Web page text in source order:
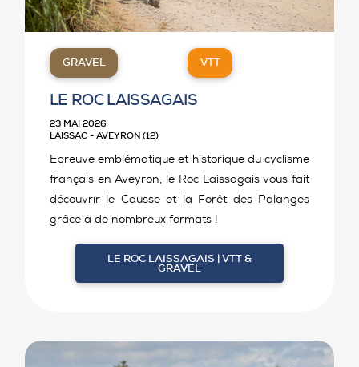
GRAVEL VTT
LE ROC LAISSAGAIS
23 MAI 2026
LAISSAC - AVEYRON (12)
Epreuve emblématique et historique du cyclisme
français en Aveyron, le Roc Laissagais vous fait
découvrir le Causse et la Forêt des Palanges
grâce à de nombreux formats !
LE ROC LAISSAGAIS | VTT &
GRAVEL